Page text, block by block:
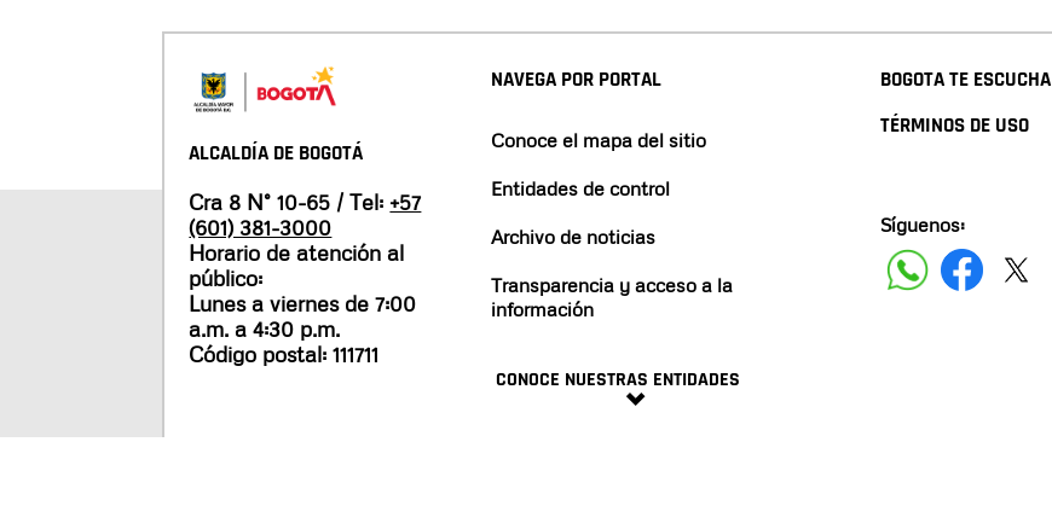
ALCALDÍA DE BOGOTÁ
Cra 8 N° 10-65 / Tel: +57
(601) 381-3000
Horario de atención al
público:
Lunes a viernes de 7:00
a.m. a 4:30 p.m.
Código postal: 111711
NAVEGA POR PORTAL
Conoce el mapa del sitio
Entidades de control
Archivo de noticias
Transparencia y acceso a la
información
CONOCE NUESTRAS ENTIDADES
BOGOTA TE ESCUCHA
TÉRMINOS DE USO
Síguenos: